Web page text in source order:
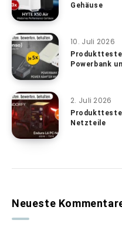
Gehäuse
10. Juli 2026
Powerbank
2. Juli 2026
Netzteile
Neueste